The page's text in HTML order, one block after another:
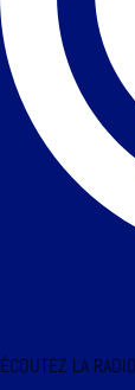
ÉCOUTEZ LA RADIO